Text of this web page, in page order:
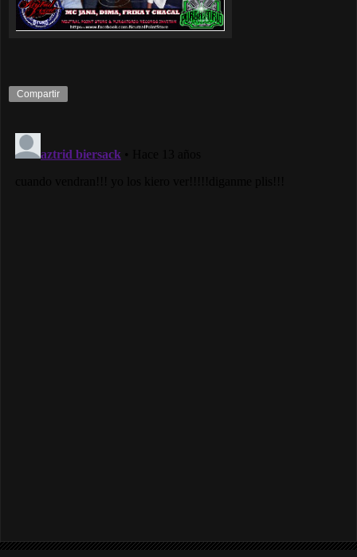
Compartir